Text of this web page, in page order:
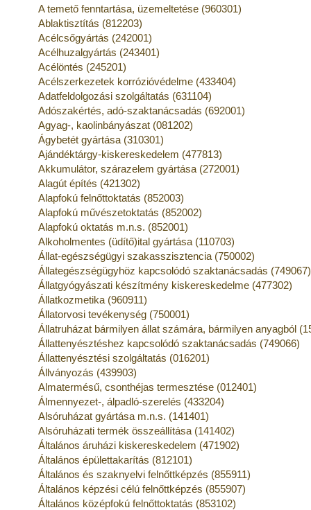
A temető fenntartása, üzemeltetése (960301)
Ablaktisztítás (812203)
Acélcsőgyártás (242001)
Acélhuzalgyártás (243401)
Acélöntés (245201)
Acélszerkezetek korrózióvédelme (433404)
Adatfeldolgozási szolgáltatás (631104)
Adószakértés, adó-szaktanácsadás (692001)
Agyag-, kaolinbányászat (081202)
Ágybetét gyártása (310301)
Ajándéktárgy-kiskereskedelem (477813)
Akkumulátor, szárazelem gyártása (272001)
Alagút építés (421302)
Alapfokú felnőttoktatás (852003)
Alapfokú művészetoktatás (852002)
Alapfokú oktatás m.n.s. (852001)
Alkoholmentes (üdítő)ital gyártása (110703)
Állat-egészségügyi szakasszisztencia (750002)
Állategészségügyhöz kapcsolódó szaktanácsadás (749067)
Állatgyógyászati készítmény kiskereskedelme (477302)
Állatkozmetika (960911)
Állatorvosi tevékenység (750001)
Állatruházat bármilyen állat számára, bármilyen anyagból
Állattenyésztéshez kapcsolódó szaktanácsadás (749066)
Állattenyésztési szolgáltatás (016201)
Állványozás (439903)
Almatermésű, csonthéjas termesztése (012401)
Álmennyezet-, álpadló-szerelés (433204)
Alsóruházat gyártása m.n.s. (141401)
Alsóruházati termék összeállítása (141402)
Általános áruházi kiskereskedelem (471902)
Általános épülettakarítás (812101)
Általános és szaknyelvi felnőttképzés (855911)
Általános képzési célú felnőttképzés (855907)
Általános középfokú felnőttoktatás (853102)